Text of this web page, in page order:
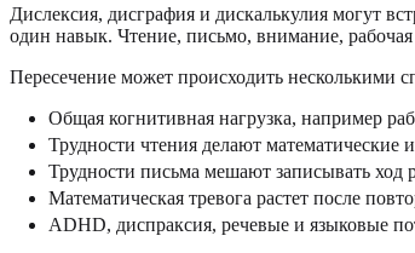
Дислексия, дисграфия и дискалькулия могут
один навык. Чтение, письмо, внимание,
Пересечение может происходить несколькими
Общая когнитивная нагрузка, например
Трудности чтения делают математические
Трудности письма мешают записывать ход
Математическая тревога растет после
ADHD, диспраксия, речевые и языковые